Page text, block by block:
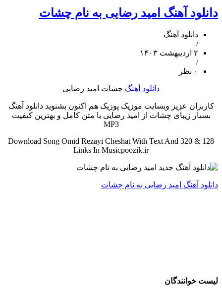
دانلود آهنگ امید رضایی به نام چشات
دانلود آهنگ
/
۲ اردیبهشت ۱۴۰۳
/
۰ نظر
دانلود آهنگ چشات امید رضایی
کاربران عزیز وبسایت موزیک پوزیک هم اکنون بشنوید دانلود آهنگ
بسیار زیبای چشات از امید رضایی با متن کامل و بهترین کیفیت
MP3
Download Song Omid Rezayi Cheshat With Text And 320 & 128
Links In Musicpoozik.ir
دانلود آهنگ امید رضایی به نام چشات
لیست خوانندگان